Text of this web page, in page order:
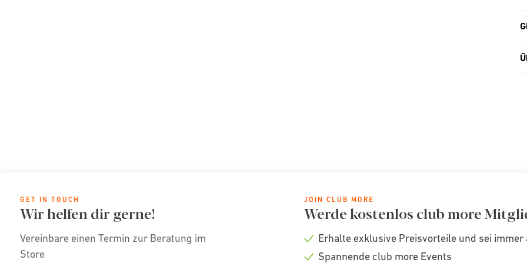
GET IN TOUCH
Wir helfen dir gerne!
Vereinbare einen Termin zur Beratung im
Store
JOIN CLUB MORE
Werde kostenlos club more
Check
Erhalte exklusive Preisvorteile und sei
Spannende club more Events